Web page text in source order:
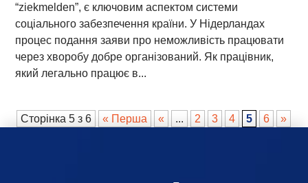
“ziekmelden”, є ключовим аспектом системи
соціального забезпечення країни. У Нідерландах
процес подання заяви про неможливість працювати
через хворобу добре організований. Як працівник,
який легально працює в...
Сторінка 5 з 6 « Перша « ... 2 3 4 5 6 »